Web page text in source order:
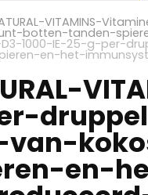
VITAMINS-
botten-tanden-
1000-IE-25-g-per-
en-het-
van-
en-